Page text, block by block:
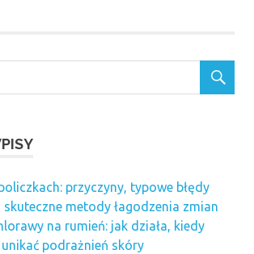
przyczyny, typowe błędy
skuteczne metody łagodzenia zmian
na rumień: jak działa, kiedy
podrażnień skóry